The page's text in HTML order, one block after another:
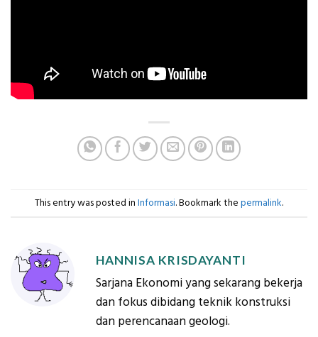
This entry was posted in Informasi. Bookmark the permalink.
HANNISA KRISDAYANTI
Sarjana Ekonomi yang sekarang bekerja
dan fokus dibidang teknik konstruksi
dan perencanaan geologi.